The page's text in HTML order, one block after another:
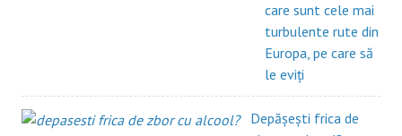
care sunt cele mai
turbulente rute din
Europa, pe care să
le eviți
Depășești frica de